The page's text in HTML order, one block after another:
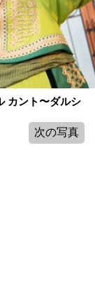
カント〜ダルシ
次の写真